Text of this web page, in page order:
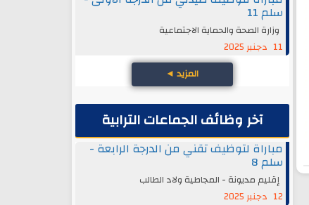
سلم 11
وزارة الصحة والحماية الاجتماعية
11 دجنبر 2025
المزيد ◄
آخر وظائف الجماعات الترابية
مباراة لتوظيف تقني من الدرجة الرابعة -
سلم 8
إقليم مديونة - المجاطية ولاد الطالب
12 دجنبر 2025